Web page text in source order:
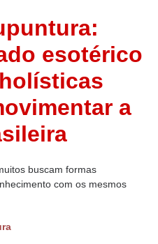
esotérico
a
buscam formas
com os mesmos